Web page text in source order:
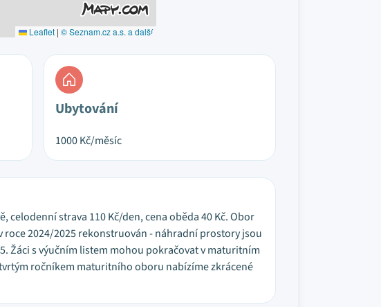
Leaflet | © Seznam.cz a.s. a další
Ubytování
1000Kč/měsíc
strava 110 Kč/den, cena oběda 40 Kč. Obor
roce 2024/2025 rekonstruován - náhradní prostory jsou
Žáci s výučním listem mohou pokračovat v maturitním
ročníkem maturitního oboru nabízíme zkrácené